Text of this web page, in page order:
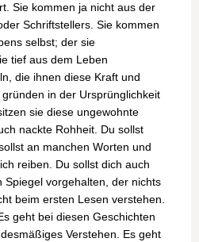
Sie kommen ja nicht aus der
Schriftstellers. Sie kommen
selbst; der sie
tief aus dem Leben
die ihnen diese Kraft und
in der Ursprünglichkeit
sie diese ungewohnte
nackte Rohheit. Du sollst
an manchen Worten und
reiben. Du sollst dich auch
Spiegel vorgehalten, der nichts
beim ersten Lesen verstehen.
geht bei diesen Geschichten
Verstehen. Es geht